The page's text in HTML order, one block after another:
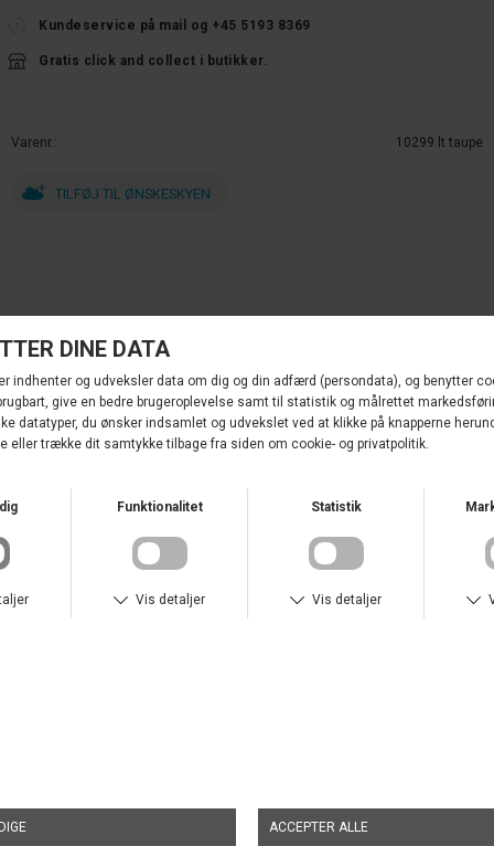
Kundeservice på mail og +45 5193 8369
Gratis click and collect i butikker.
Varenr. 10299 lt taupe
TILFØJ TIL ØNSKESKYEN
NYHED NYHED